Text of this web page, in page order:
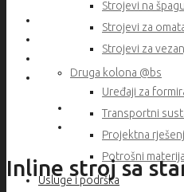
Strojevi na špagu
Strojevi za
Strojevi za
Druga kolona @bs
Uređaji za
Transportni
Projektna
Potrošni materijal
Usluge i podrška
Inline stroj sa